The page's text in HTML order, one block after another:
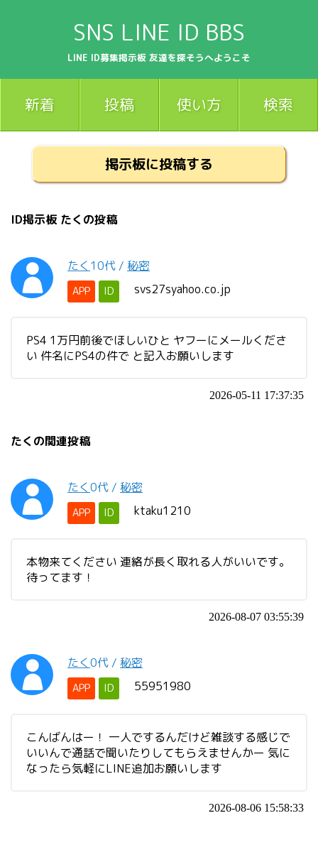
SNS LINE ID BBS
LINE ID募集掲示板 友達を探そうへようこそ
新着 投稿 使い方 検索
掲示板に投稿する
ID掲示板 たくの投稿
たく 10代 / 秘密
APP ID svs27syahoo.co.jp
PS4 1万円前後でほしいひと ヤフーにメールくださ
い 件名にPS4の件で と記入お願いします
2026-05-11 17:37:35
たくの関連投稿
たく0代 / 秘密
APP ID ktaku1210
本物来てください 連絡が長く取れる人がいいです。
待ってます！
2026-08-07 03:55:39
たく0代 / 秘密
APP ID 55951980
こんばんはー！ 一人でするんだけど雑談する感じで
いいんで通話で聞いたりしてもらえませんかー 気に
なったら気軽にLINE追加お願いします
2026-08-06 15:58:33